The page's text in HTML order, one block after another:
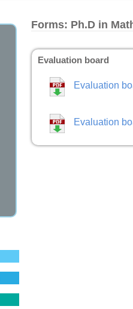
Forms: Ph.D in
Evaluation board
Evaluation
Evaluation